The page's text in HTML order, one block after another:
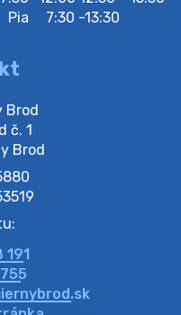
a gyűjtőudvar zárva
plastu-
stredu 05. augusta
plastu. Prosíme
vyložili pred dom už
prerušení dodávky
dňoch bude v
Pia
7:30 -13:30
Brod
č. 1
Brod
191